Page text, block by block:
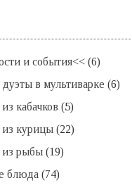
и события<< (6)
в мультиварке (6)
кабачков (5)
курицы (22)
рыбы (19)
блюда (74)